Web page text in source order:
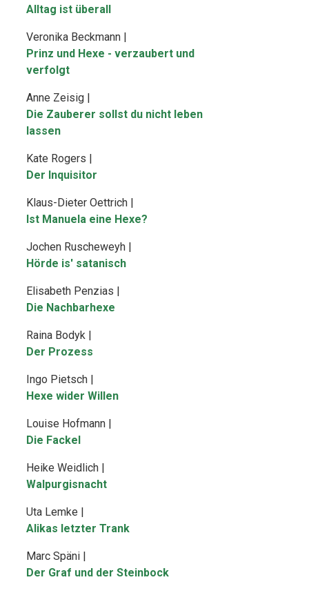
Alltag ist überall
Veronika Beckmann |
Prinz und Hexe - verzaubert und
verfolgt
Anne Zeisig |
Die Zauberer sollst du nicht leben
lassen
Kate Rogers |
Der Inquisitor
Klaus-Dieter Oettrich |
Ist Manuela eine Hexe?
Jochen Ruscheweyh |
Hörde is' satanisch
Elisabeth Penzias |
Die Nachbarhexe
Raina Bodyk |
Der Prozess
Ingo Pietsch |
Hexe wider Willen
Louise Hofmann |
Die Fackel
Heike Weidlich |
Walpurgisnacht
Uta Lemke |
Alikas letzter Trank
Marc Späni |
Der Graf und der Steinbock